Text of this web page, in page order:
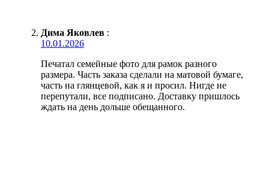
Дима Яковлев :
10.01.2026
Печатал семейные фото для рамок разного
размера. Часть заказа сделали на матовой бумаге,
часть на глянцевой, как я и просил. Нигде не
перепутали, все подписано. Доставку пришлось
ждать на день дольше обещанного.